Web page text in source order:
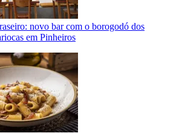
novo bar com o borogodó dos
em Pinheiros